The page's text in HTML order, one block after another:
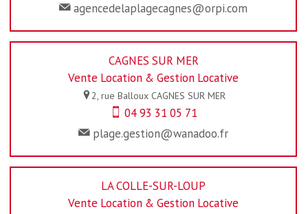
agencedelaplagecagnes@orpi.com
CAGNES SUR MER
Vente Location & Gestion Locative
2, rue Balloux CAGNES SUR MER
04 93 31 05 71
plage.gestion@wanadoo.fr
LA COLLE-SUR-LOUP
Vente Location & Gestion Locative